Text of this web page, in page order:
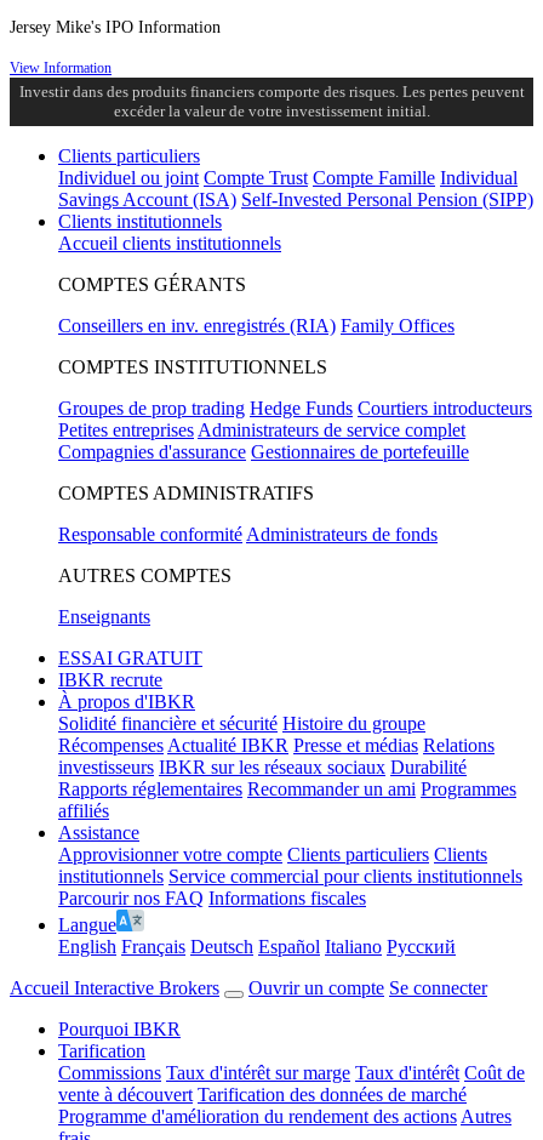
Jersey Mike's IPO Information
View Information
Investir dans des produits financiers comporte des risques. Les pertes peuvent
excéder la valeur de votre investissement initial.
Clients particuliers
Individuel ou joint Compte Trust Compte Famille Individual
Savings Account (ISA) Self-Invested Personal Pension (SIPP)
Clients institutionnels
Accueil clients institutionnels
COMPTES GÉRANTS
Conseillers en inv. enregistrés (RIA) Family Offices
COMPTES INSTITUTIONNELS
Groupes de prop trading Hedge Funds Courtiers introducteurs
Petites entreprises Administrateurs de service complet
Compagnies d'assurance Gestionnaires de portefeuille
COMPTES ADMINISTRATIFS
Responsable conformité Administrateurs de fonds
AUTRES COMPTES
Enseignants
ESSAI GRATUIT
IBKR recrute
À propos d'IBKR
Solidité financière et sécurité Histoire du groupe
Récompenses Actualité IBKR Presse et médias Relations
investisseurs IBKR sur les réseaux sociaux Durabilité
Rapports réglementaires Recommander un ami Programmes
affiliés
Assistance
Approvisionner votre compte Clients particuliers Clients
institutionnels Service commercial pour clients institutionnels
Parcourir nos FAQ Informations fiscales
Langue
English Français Deutsch Español Italiano Pусский
Accueil Interactive Brokers
Ouvrir un compte Se connecter
Pourquoi IBKR
Tarification
Commissions Taux d'intérêt sur marge Taux d'intérêt Coût de
vente à découvert Tarification des données de marché
Programme d'amélioration du rendement des actions Autres